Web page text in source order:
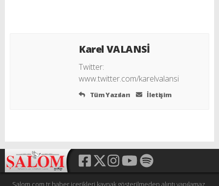
Karel VALANSİ
Twitter:
www.twitter.com/karelvalansi
Tüm Yazıları İletişim
Salom.com.tr haber içerikleri kaynak gösterilmeden alıntı yapılamaz,